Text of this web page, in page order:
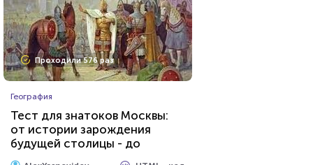
Проходили 576 раз
География
Тест для знатоков Москвы:
от истории зарождения
будущей столицы - до
присвоения звания «Город-